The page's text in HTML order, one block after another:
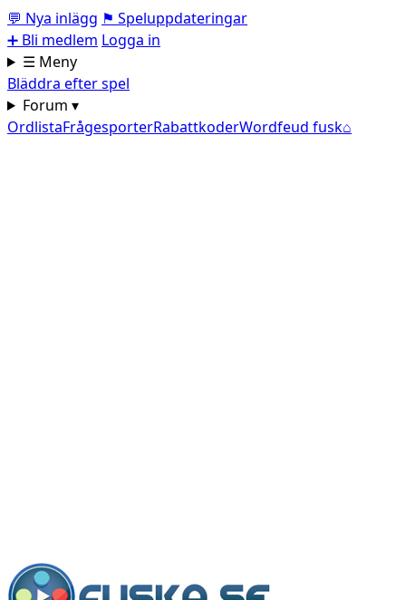
💬 Nya inlägg ⚑ Speluppdateringar
➕ Bli medlem Logga in
☰ Meny
Bläddra efter spel
Forum ▾
OrdlistaFrågesporterRabattkoderWordfeud fusk⌂